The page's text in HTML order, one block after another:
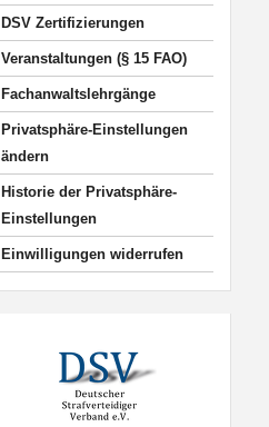
DSV Zertifizierungen
Veranstaltungen (§ 15 FAO)
Fachanwaltslehrgänge
Privatsphäre-Einstellungen
ändern
Historie der Privatsphäre-
Einstellungen
Einwilligungen widerrufen